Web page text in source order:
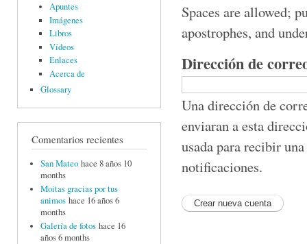
Apuntes
Imágenes
Libros
Vídeos
Enlaces
Acerca de
Glossary
Comentarios recientes
San Mateo hace 8 años 10
months
Moitas gracias por tus
animos hace 16 años 6
months
Galería de fotos hace 16
años 6 months
Spaces are allowed;
apostrophes, and
Dirección de
Una dirección de
enviaran a esta
usada para recibir
notificaciones.